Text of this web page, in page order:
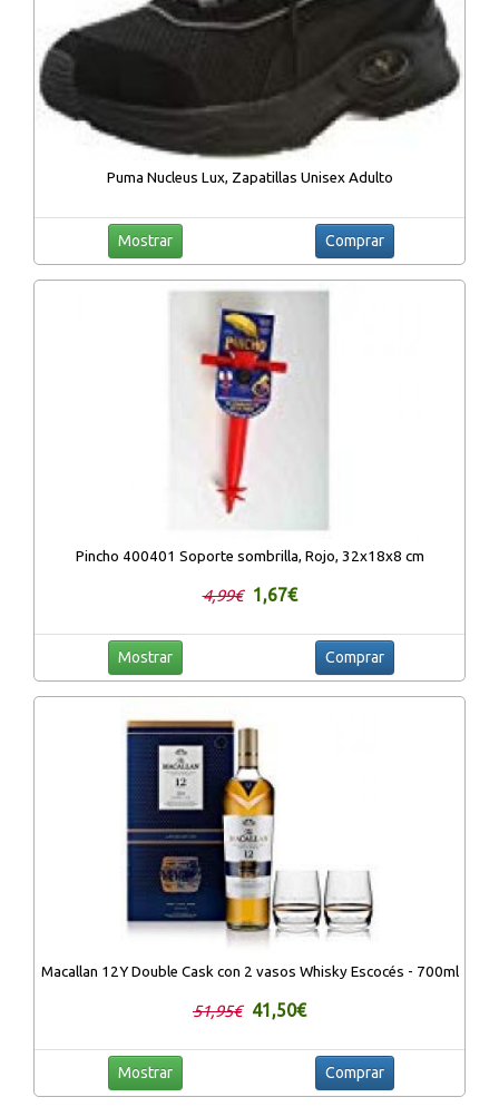
Puma Nucleus Lux, Zapatillas Unisex Adulto
Mostrar Comprar
Pincho 400401 Soporte sombrilla, Rojo, 32x18x8 cm
4,99€ 1,67€
Mostrar Comprar
Macallan 12Y Double Cask con 2 vasos Whisky Escocés - 700ml
51,95€ 41,50€
Mostrar Comprar